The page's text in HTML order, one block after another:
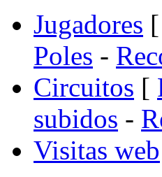
Jugadores [
Poles -
Circuitos [
subidos -
Visitas web